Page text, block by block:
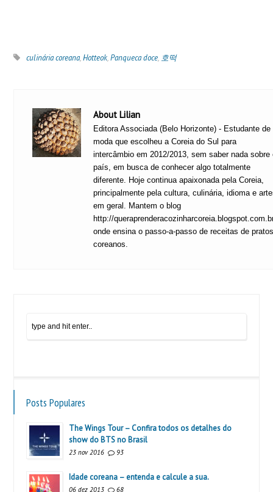
culinária coreana,Hotteok,Panqueca doce, 호떡
About Lilian
Editora Associada (Belo Horizonte) - Estudante de
moda que escolheu a Coreia do Sul para
intercâmbio em 2012/2013, sem saber nada sobre
país, em busca de conhecer algo totalmente
diferente. Hoje continua apaixonada pela Coreia,
principalmente pela cultura, culinária, idioma e
em geral. Mantem o blog
http://
onde ensina o passo-a-passo de receitas de
coreanos.
Posts Populares
The Wings Tour – Confira todos os detalhes do
show do BTS no Brasil
23 nov 2016 93
Idade coreana – entenda e calcule a sua.
06 dez 2013 68